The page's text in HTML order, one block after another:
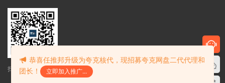
扫码获得最新资讯
恭喜任推邦升级为夸克核代，现招募夸克网盘二代代理和
团长！
立即加入推广...